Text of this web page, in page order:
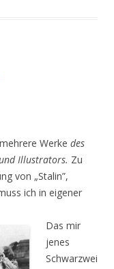
Werke des
Illustrators. Zu
von „Stalin”,
ich in eigener
Das mir
jenes
Schwarzwei